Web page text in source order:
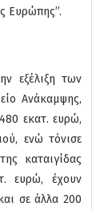
Ευρώπης’’.
εξέλιξη των
Ανάκαμψης,
εκατ. ευρώ,
ενώ τόνισε
καταιγίδας
ευρώ, έχουν
σε άλλα 200